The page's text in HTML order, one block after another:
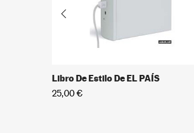
Libro De Estilo De EL PAÍS
25,00 €